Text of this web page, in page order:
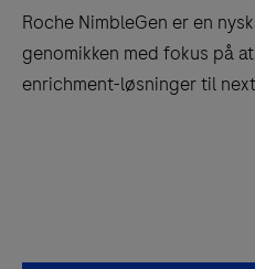
Roche NimbleGen er en
genomikken med fokus på
enrichment-løsninger til